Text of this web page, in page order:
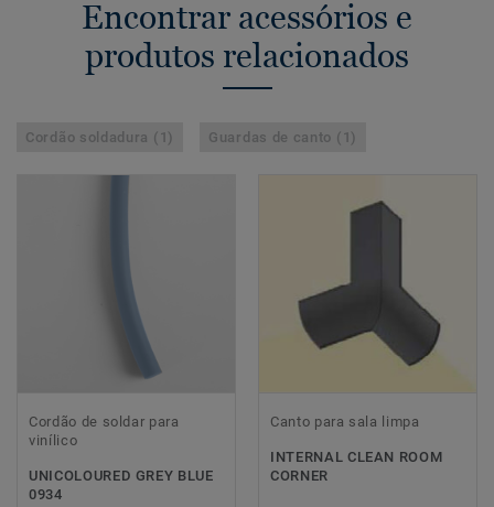
Encontrar acessórios e
produtos relacionados
Cordão soldadura (1) Guardas de canto (1)
Cordão de soldar para
vinílico
UNICOLOURED GREY BLUE
0934
Canto para sala limpa
INTERNAL CLEAN ROOM
CORNER